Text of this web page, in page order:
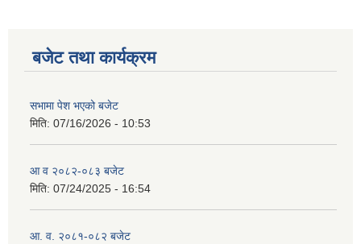
बजेट तथा कार्यक्रम
सभामा पेश भएको बजेट
मिति: 07/16/2026 - 10:53
आ व २०८२-०८३ बजेट
मिति: 07/24/2025 - 16:54
आ. व. २०८१-०८२ बजेट